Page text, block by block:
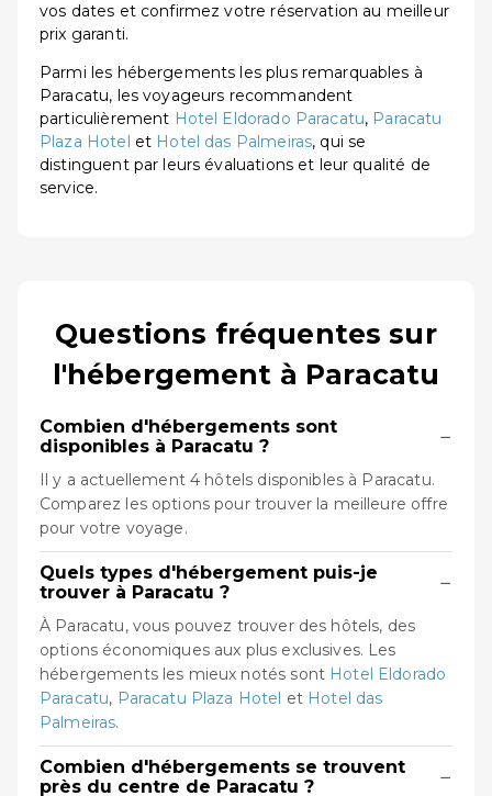
vos dates et confirmez votre réservation au meilleur
prix garanti.
Parmi les hébergements les plus remarquables à
Paracatu, les voyageurs recommandent
particulièrement Hotel Eldorado Paracatu, Paracatu
Plaza Hotel et Hotel das Palmeiras, qui se
distinguent par leurs évaluations et leur qualité de
service.
Questions fréquentes sur
l'hébergement à Paracatu
Combien d'hébergements sont
disponibles à Paracatu ?
−
Il y a actuellement 4 hôtels disponibles à Paracatu.
Comparez les options pour trouver la meilleure offre
pour votre voyage.
Quels types d'hébergement puis-je
trouver à Paracatu ?
−
À Paracatu, vous pouvez trouver des hôtels, des
options économiques aux plus exclusives. Les
hébergements les mieux notés sont Hotel Eldorado
Paracatu, Paracatu Plaza Hotel et Hotel das
Palmeiras.
Combien d'hébergements se trouvent
près du centre de Paracatu ?
−